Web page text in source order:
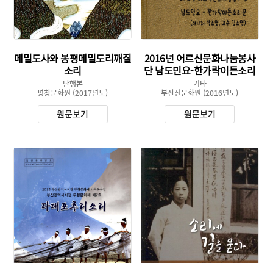
메밀도사와 봉평메밀도리깨질
소리
단행본
평창문화원 (2017년도)
원문보기
2016년 어르신문화나눔봉사
단 남도민요-한가락이든소리
꾼
기타
부산진문화원 (2016년도)
원문보기
유형 :
발행 :
생산 :
소장 :
유형 :
발행 :
생산 :
소장 :